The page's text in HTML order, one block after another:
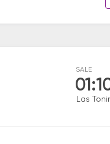
SALE
Las